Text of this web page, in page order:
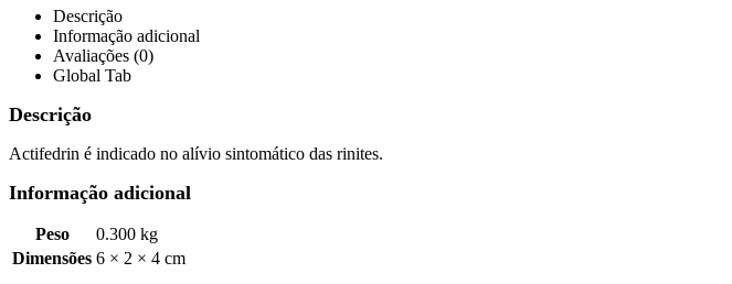
Descrição
Informação adicional
Avaliações (0)
Global Tab
Descrição
Actifedrin é indicado no alívio sintomático das rinites.
Informação adicional
Peso
0.300 kg
Dimensões 6 × 2 × 4 cm